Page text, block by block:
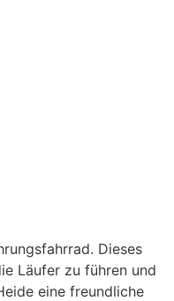
Dieses
Läufer zu führen und
eine freundliche